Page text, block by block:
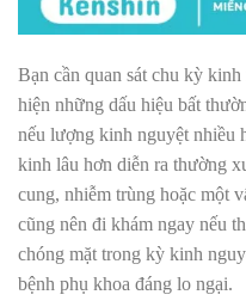
Bạn cần quan sát chu kỳ
hiện những dấu hiệu bất
nếu lượng kinh nguyệt nhiều
kinh lâu hơn diễn ra thường
cung, nhiễm trùng hoặc một
cũng nên đi khám ngay nếu
chóng mặt trong kỳ kinh
bệnh phụ khoa đáng lo ngại.